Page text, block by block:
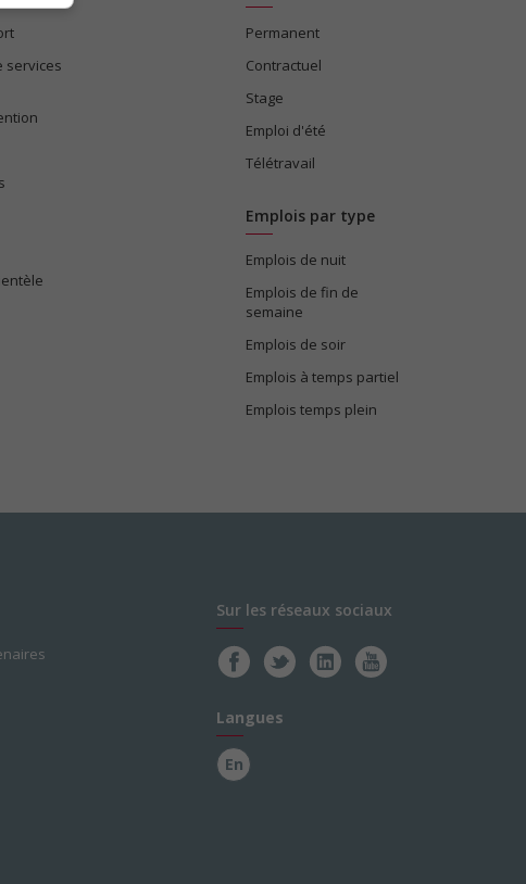
services
Permanent
Contractuel
Stage
Emploi d'été
Télétravail
Emplois par type
Emplois de nuit
Emplois de fin de
semaine
Emplois de soir
Emplois à temps partiel
Emplois temps plein
Sur les réseaux sociaux
Langues
En